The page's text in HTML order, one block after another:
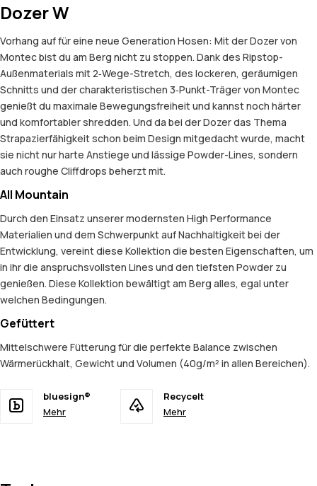
Dozer W
Vorhang auf für eine neue Generation Hosen: Mit der Dozer von
Montec bist du am Berg nicht zu stoppen. Dank des Ripstop-
Außenmaterials mit 2‑Wege-Stretch, des lockeren, geräumigen
Schnitts und der charakteristischen 3‑Punkt-Träger von Montec
genießt du maximale Bewegungsfreiheit und kannst noch härter
und komfortabler shredden. Und da bei der Dozer das Thema
Strapazierfähigkeit schon beim Design mitgedacht wurde, macht
sie nicht nur harte Anstiege und lässige Powder-Lines, sondern
auch roughe Cliffdrops beherzt mit.
All Mountain
Durch den Einsatz unserer modernsten High Performance
Materialien und dem Schwerpunkt auf Nachhaltigkeit bei der
Entwicklung, vereint diese Kollektion die besten Eigenschaften, um
in ihr die anspruchsvollsten Lines und den tiefsten Powder zu
genießen. Diese Kollektion bewältigt am Berg alles, egal unter
welchen Bedingungen.
Gefüttert
Mittelschwere Fütterung für die perfekte Balance zwischen
Wärmerückhalt, Gewicht und Volumen (40g/m² in allen Bereichen).
bluesign®
Mehr
Recycelt
Mehr